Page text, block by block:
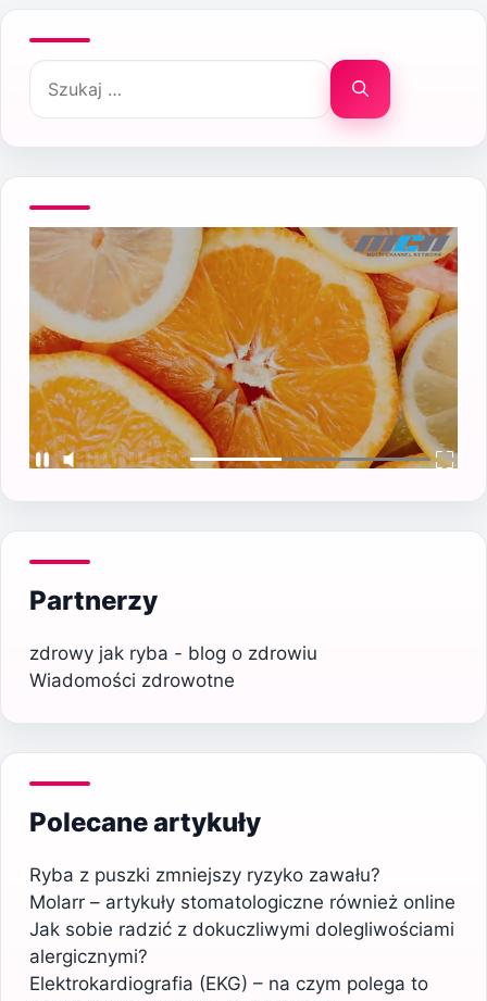
Szukaj:
Partnerzy
zdrowy jak ryba - blog o zdrowiu
Wiadomości zdrowotne
Polecane artykuły
Ryba z puszki zmniejszy ryzyko zawału?
Molarr – artykuły stomatologiczne również online
Jak sobie radzić z dokuczliwymi dolegliwościami
alergicznymi?
Elektrokardiografia (EKG) – na czym polega to